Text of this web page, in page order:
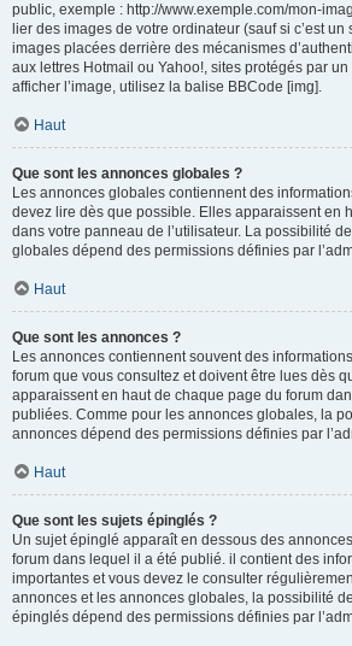
public, exemple : http://www.exemple.com/mon-
lier des images de votre ordinateur (sauf si c’est
images placées derrière des mécanismes
aux lettres Hotmail ou Yahoo!, sites protégés par
afficher l’image, utilisez la balise BBCode [img].
Haut
Que sont les annonces globales ?
Les annonces globales contiennent des
devez lire dès que possible. Elles apparaissent en
dans votre panneau de l’utilisateur. La possibilité
globales dépend des permissions définies par
Haut
Que sont les annonces ?
Les annonces contiennent souvent des
forum que vous consultez et doivent être lues dès
apparaissent en haut de chaque page du forum
publiées. Comme pour les annonces globales, la
annonces dépend des permissions définies par
Haut
Que sont les sujets épinglés ?
Un sujet épinglé apparaît en dessous des
forum dans lequel il a été publié. il contient des
importantes et vous devez le consulter
annonces et les annonces globales, la possibilité
épinglés dépend des permissions définies par